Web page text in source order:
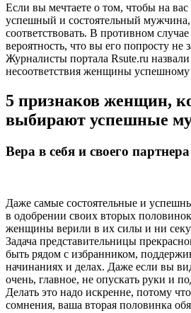
Если вы мечтаете о том, чтобы на
успешный и состоятельный
соответствовать. В противном
вероятность, что вы его попросту не
Журналисты портала Rsute.ru
несоответствия женщины
5 признаков женщин,
выбирают успешные
Вера в себя и своего партнера
Даже самые состоятельные и
в одобрении своих вторых
женщины верили в их силы и ни
Задача представительницы
быть рядом с избранником,
начинаниях и делах. Даже если вы
очень, главное, не опускать руки и
Делать это надо искренне, потому
сомнения, ваша вторая половинка